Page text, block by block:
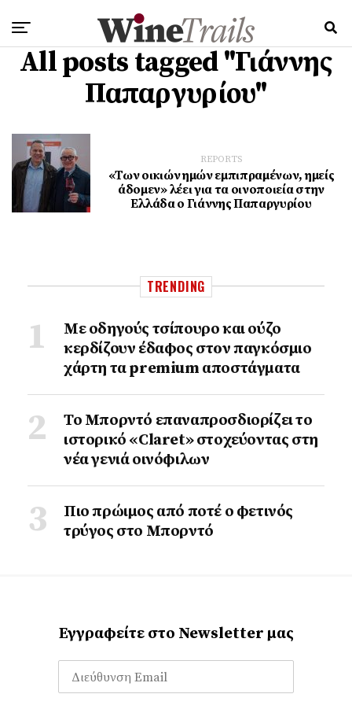
All posts tagged "Γιάννης
Παπαργυρίου"
REPORTS
«Των οικιών ημών εμπιπραμένων, ημείς
άδομεν» λέει για τα οινοποιεία στην
Ελλάδα ο Γιάννης Παπαργυρίου
TRENDING
Με οδηγούς τσίπουρο και ούζο
κερδίζουν έδαφος στoν παγκόσμιο
χάρτη τα premium αποστάγματα
Το Μπορντό επαναπροσδιορίζει το
ιστορικό «Claret» στοχεύοντας στη
νέα γενιά οινόφιλων
Πιο πρώιμος από ποτέ ο φετινός
τρύγος στο Μπορντό
Εγγραφείτε στο Newsletter μας